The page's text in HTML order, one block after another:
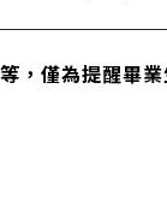
，僅為提醒畢